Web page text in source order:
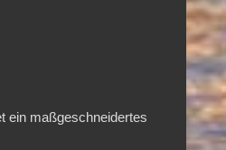
ein maßgeschneidertes